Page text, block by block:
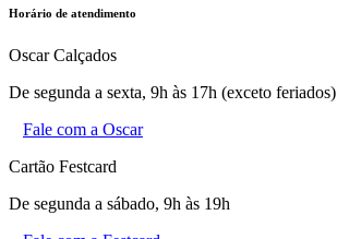
Horário de atendimento
Oscar Calçados
De segunda a sexta, 9h às 17h (exceto feriados)
Fale com a Oscar
Cartão Festcard
De segunda a sábado, 9h às 19h